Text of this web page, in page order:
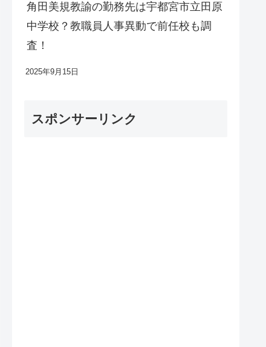
角田美規教諭の勤務先は宇都宮市立田原
中学校？教職員人事異動で前任校も調
査！
2025年9月15日
スポンサーリンク